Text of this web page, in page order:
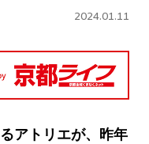
2024.01.11
アトリエが、昨年